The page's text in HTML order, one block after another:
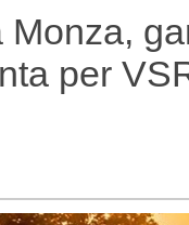
Monza,
per